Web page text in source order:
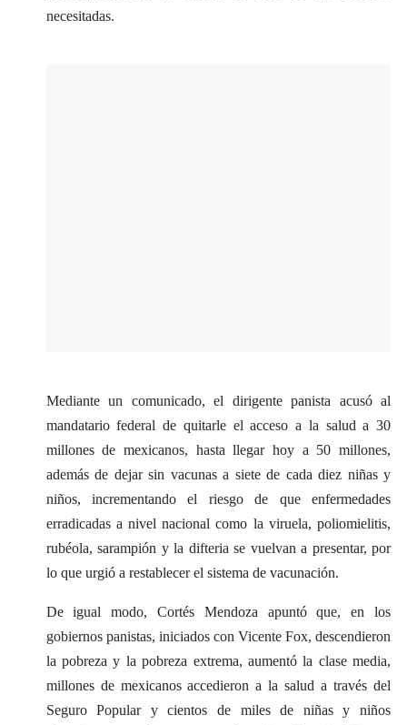
necesitadas.
Mediante un comunicado, el dirigente panista acusó al
mandatario federal de quitarle el acceso a la salud a 30
millones de mexicanos, hasta llegar hoy a 50 millones,
además de dejar sin vacunas a siete de cada diez niñas y
niños, incrementando el riesgo de que enfermedades
erradicadas a nivel nacional como la viruela, poliomielitis,
rubéola, sarampión y la difteria se vuelvan a presentar, por
lo que urgió a restablecer el sistema de vacunación.
De igual modo, Cortés Mendoza apuntó que, en los
gobiernos panistas, iniciados con Vicente Fox, descendieron
la pobreza y la pobreza extrema, aumentó la clase media,
millones de mexicanos accedieron a la salud a través del
Seguro Popular y cientos de miles de niñas y niños